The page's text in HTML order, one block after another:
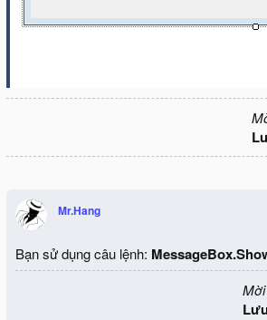
Mr.Hang
Bạn sử dụng câu lệnh: